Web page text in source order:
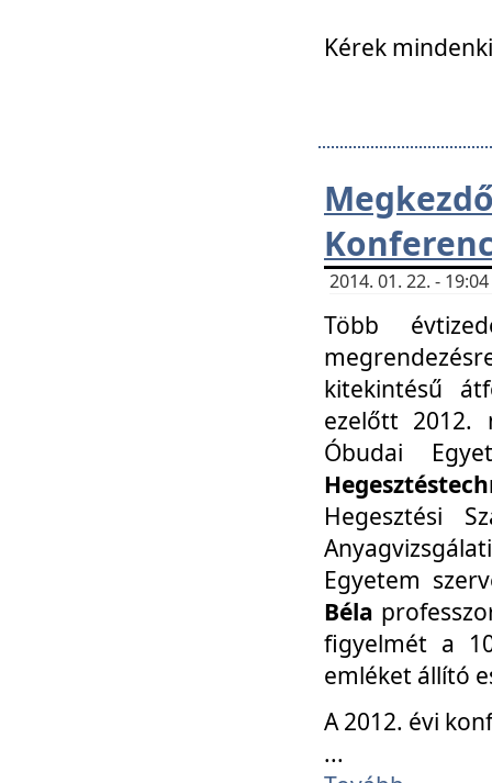
Kérek
2014. 01. 22. -
Több
kitekintésű
ezelőtt 2012.
Óbudai
Hegesztési
Egyetem
Béla
figyelmét a
emléket állító
A 2012. évi
...